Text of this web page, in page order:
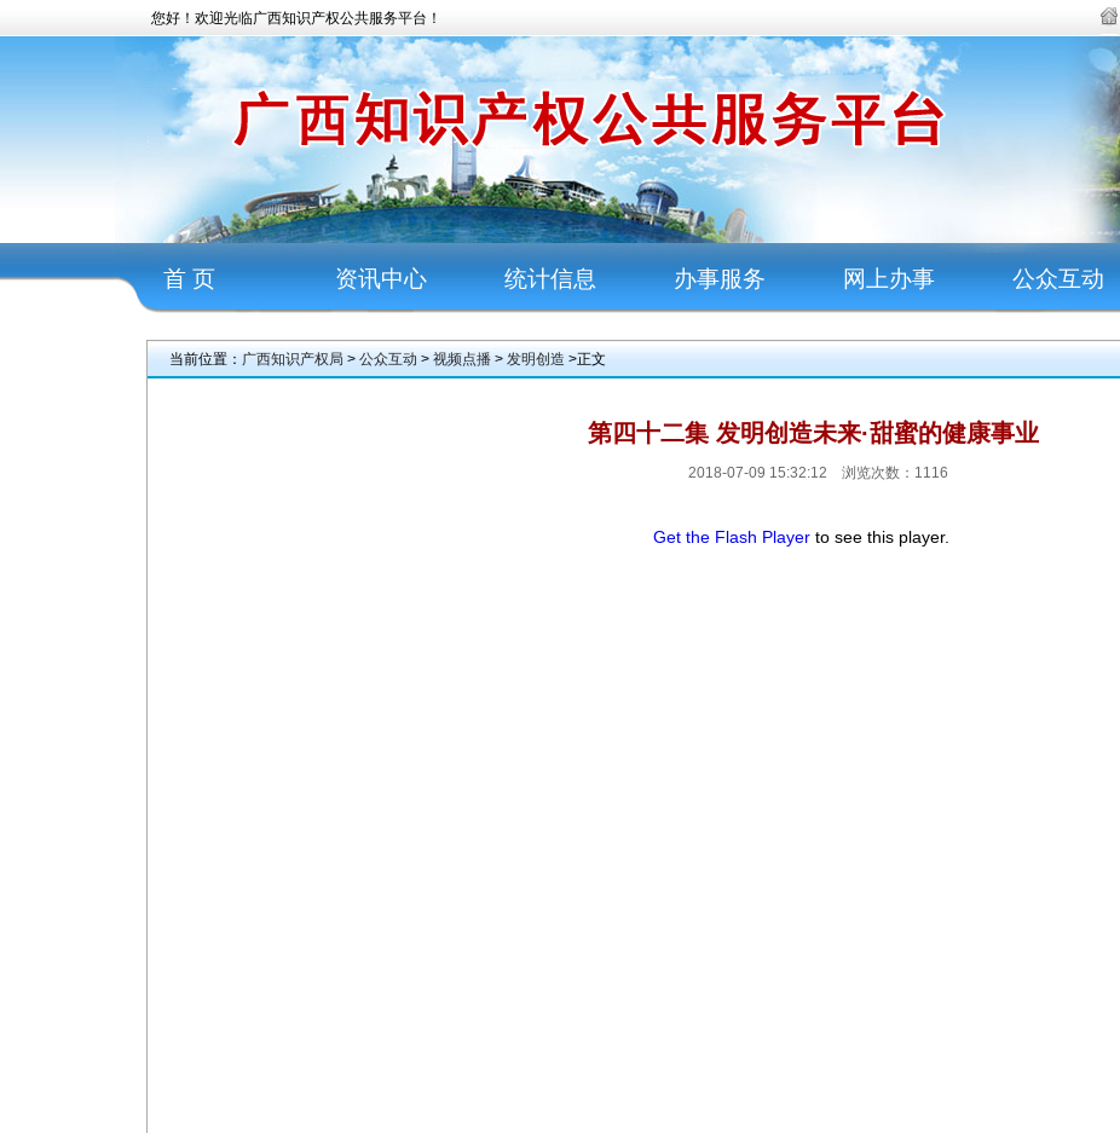
您好！欢迎光临广西知识产权公共服务平台！
首 页 资讯中心 统计信息 办事服务 网上办事 公众互动
当前位置： 广西知识产权局 > 公众互动 > 视频点播 > 发明创造 >正文
第四十二集 发明创造未来·甜蜜的健康事业
2018-07-09 15:32:12 浏览次数： 1116
Get the Flash Player to see this player.